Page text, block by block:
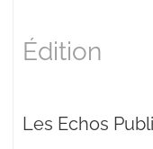
Édition
Les Echos